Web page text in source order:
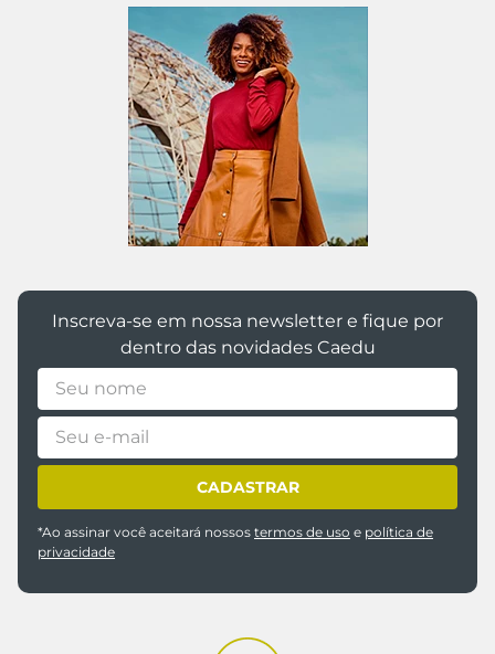
Inscreva-se em nossa newsletter e fique por
dentro das novidades Caedu
CADASTRAR
*Ao assinar você aceitará nossos termos de uso e política de
privacidade